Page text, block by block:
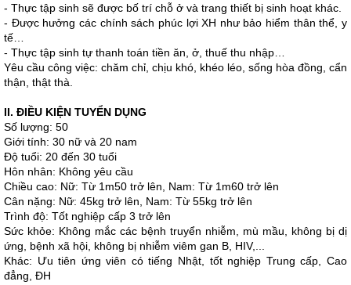
- Thực tập sinh sẽ được bố trí chỗ ở và trang thiết bị sinh hoạt khác.
- Được hưởng các chính sách phúc lợi XH như bảo hiểm thân thể, y
tế…
- Thực tập sinh tự thanh toán tiền ăn, ở, thuế thu nhập…
Yêu cầu công việc: chăm chỉ, chịu khó, khéo léo, sống hòa đồng, cẩn
thận, thật thà.
II. ĐIỀU KIỆN TUYỂN DỤNG
Số lượng: 50
Giới tính: 30 nữ và 20 nam
Độ tuổi: 20 đến 30 tuổi
Hôn nhân: Không yêu cầu
Chiều cao: Nữ: Từ 1m50 trở lên, Nam: Từ 1m60 trở lên
Cân nặng: Nữ: 45kg trở lên, Nam: Từ 55kg trở lên
Trình độ: Tốt nghiệp cấp 3 trở lên
Sức khỏe: Không mắc các bệnh truyển nhiễm, mù mầu, không bị dị
ứng, bệnh xã hội, không bị nhiễm viêm gan B, HIV,...
Khác: Ưu tiên ứng viên có tiếng Nhật, tốt nghiệp Trung cấp, Cao
đẳng, ĐH